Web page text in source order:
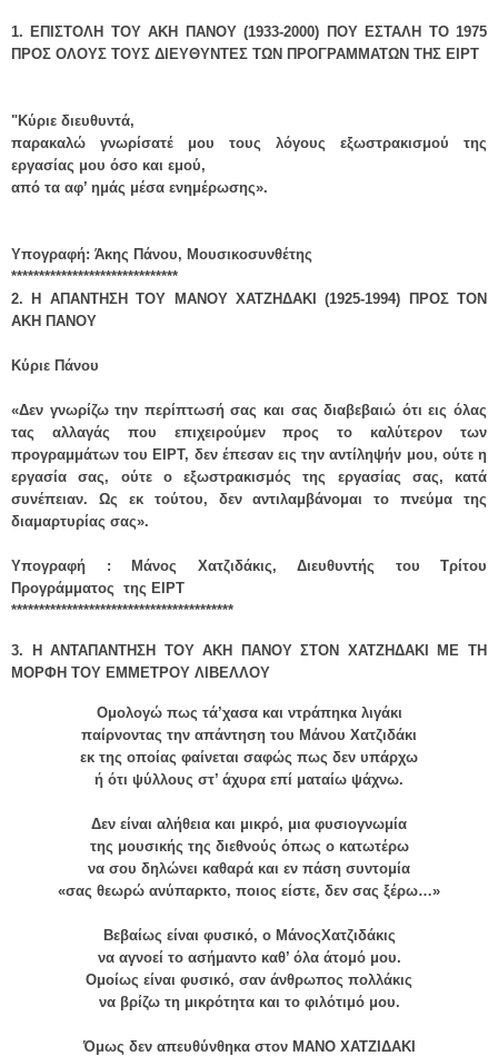
1. ΕΠΙΣΤΟΛΗ ΤΟΥ ΑΚΗ ΠΑΝΟΥ (1933-2000) ΠΟΥ ΕΣΤΑΛΗ ΤΟ 1975
ΠΡΟΣ ΟΛΟΥΣ ΤΟΥΣ ΔΙΕΥΘΥΝΤΕΣ ΤΩΝ ΠΡΟΓΡΑΜΜΑΤΩΝ ΤΗΣ ΕΙΡΤ
"Kύριε διευθυντά,
παρακαλώ γνωρίσατέ μου τους λόγους εξωστρακισμού της
εργασίας μου όσο και εμού,
από τα αφ’ ημάς μέσα ενημέρωσης».
Υπογραφή: Άκης Πάνου, Μουσικοσυνθέτης
******************************
2. Η ΑΠΑΝΤΗΣΗ ΤΟΥ ΜΑΝΟΥ ΧΑΤΖΗΔΑΚΙ (1925-1994) ΠΡΟΣ ΤΟΝ
ΑΚΗ ΠΑΝΟΥ
Κύριε Πάνου
«Δεν γνωρίζω την περίπτωσή σας και σας διαβεβαιώ ότι εις όλας
τας αλλαγάς που επιχειρούμεν προς το καλύτερον των
προγραμμάτων του ΕΙΡΤ, δεν έπεσαν εις την αντίληψήν μου, ούτε η
εργασία σας, ούτε ο εξωστρακισμός της εργασίας σας, κατά
συνέπειαν. Ως εκ τούτου, δεν αντιλαμβάνομαι το πνεύμα της
διαμαρτυρίας σας».
Υπογραφή : Μάνος Χατζιδάκις, Διευθυντής του Τρίτου
Προγράμματος της ΕΙΡΤ
****************************************
3. Η ΑΝΤΑΠΑΝΤΗΣΗ ΤΟΥ ΑΚΗ ΠΑΝΟΥ ΣΤΟΝ ΧΑΤΖΗΔΑΚΙ ΜΕ ΤΗ
ΜΟΡΦΗ ΤΟΥ ΕΜΜΕΤΡΟΥ ΛΙΒΕΛΛΟΥ
Ομολογώ πως τά’χασα και ντράπηκα λιγάκι
παίρνοντας την απάντηση του Μάνου Χατζιδάκι
εκ της οποίας φαίνεται σαφώς πως δεν υπάρχω
ή ότι ψύλλους στ’ άχυρα επί ματαίω ψάχνω.
Δεν είναι αλήθεια και μικρό, μια φυσιογνωμία
της μουσικής της διεθνούς όπως o κατωτέρω
να σου δηλώνει καθαρά και εν πάση συντομία
«σας θεωρώ ανύπαρκτο, ποιος είστε, δεν σας ξέρω…»
Βεβαίως είναι φυσικό, ο ΜάνοςΧατζιδάκις
να αγνοεί το ασήμαντο καθ’ όλα άτομό μου.
Ομοίως είναι φυσικό, σαν άνθρωπος πολλάκις
να βρίζω τη μικρότητα και το φιλότιμό μου.
Όμως δεν απευθύνθηκα στον ΜΑΝΟ ΧΑΤΖΙΔΑΚΙ